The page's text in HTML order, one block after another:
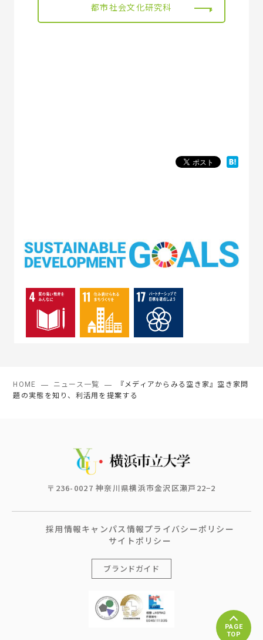
都市社会文化研究科
HOME ニュース一覧
『メディアからみる空き家』空き家問
題の実態を知り、利活用を提案する
〒236-0027 神奈川県横浜市金沢区瀬戸22−2
採用情報キャンパス情報プライバシーポリシー
サイトポリシー
ブランドガイド
PAGE
TOP